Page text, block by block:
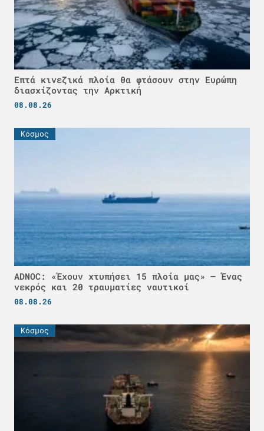
Επτά κινεζικά πλοία θα φτάσουν στην Ευρώπη
διασχίζοντας την Αρκτική
08.08.26
Κόσμος
ADNOC: «Έχουν χτυπήσει 15 πλοία μας» – Ένας
νεκρός και 20 τραυματίες ναυτικοί
08.08.26
Κόσμος